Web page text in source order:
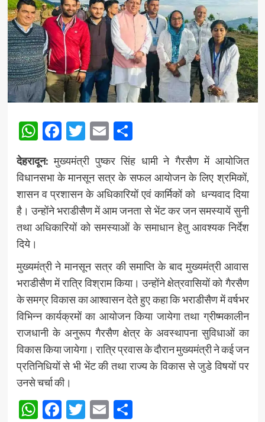
WhatsApp
Facebook
Twitter
EmailShare
देहरादून:मुख्यमंत्री पुष्कर सिंह धामी ने गैरसैण में आयोजित
विधानसभा के मानसून सत्र के सफल आयोजन के लिए श्रमिकों,
शासन व प्रशासन के अधिकारियों एवं कार्मिकों को धन्यवाद दिया
है। उन्होंने भराडीसैण में आम जनता से भेंट कर जन समस्यायें सुनी
तथा अधिकारियों को समस्याओं के समाधान हेतु आवश्यक निर्देश
दिये।
मुख्यमंत्री ने मानसून सत्र की समाप्ति के बाद मुख्यमंत्री आवास
भराडीसैण में रात्रि विश्राम किया। उन्होंने क्षेत्रवासियों को गैरसैण
के समग्र विकास का आश्वासन देते हुए कहा कि भराडीसैण में वर्षभर
विभिन्न कार्यक्रमों का आयोजन किया जायेगा तथा ग्रीष्मकालीन
राजधानी के अनुरूप गैरसैण क्षेत्र के अवस्थापना सुविधाओं का
विकास किया जायेगा। रात्रि प्रवास के दौरान मुख्यमंत्री ने कई जन
प्रतिनिधियों से भी भेंट की तथा राज्य के विकास से जुडे विषयों पर
उनसे चर्चा की।
WhatsApp
Facebook
Twitter
EmailShare